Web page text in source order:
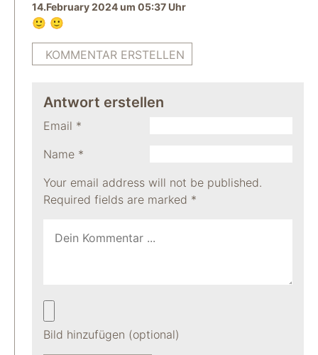
14.February 2024 um 05:37 Uhr
🙂 🙂
KOMMENTAR ERSTELLEN
Antwort erstellen
Your email address will not be published.
Required fields are marked *
Name *
Email *
Bild hinzufügen (optional)